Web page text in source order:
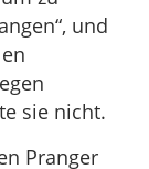
und
sie nicht.
Pranger